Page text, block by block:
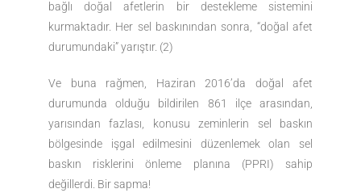
bağlı doğal afetlerin bir destekleme sistemini
kurmaktadır. Her sel baskınından sonra, “doğal afet
durumundaki” yarıştır. (2)
Ve buna rağmen, Haziran 2016’da doğal afet
durumunda olduğu bildirilen 861 ilçe arasından,
yarısından fazlası, konusu zeminlerin sel baskın
bölgesinde işgal edilmesini düzenlemek olan sel
baskın risklerini önleme planına (PPRI) sahip
değillerdi. Bir sapma!